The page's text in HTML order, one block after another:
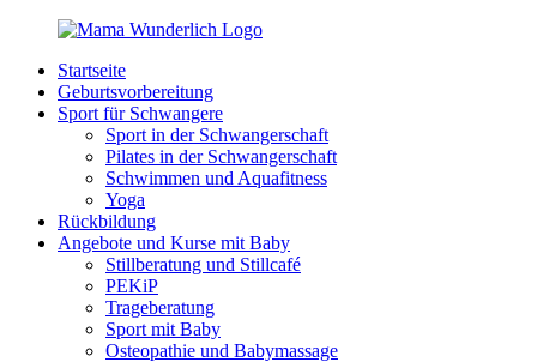
Zurück
Inhalt
MamaWunderlich.de
Mutti
sein
wunderbar!
Startseite
Geburtsvorbereitung
Sport für Schwangere
Sport in der Schwangerschaft
Pilates in der Schwangerschaft
Schwimmen und Aquafitness
Yoga
Rückbildung
Angebote und Kurse mit Baby
Stillberatung und Stillcafé
PEKiP
Trageberatung
Sport mit Baby
Osteopathie und Babymassage